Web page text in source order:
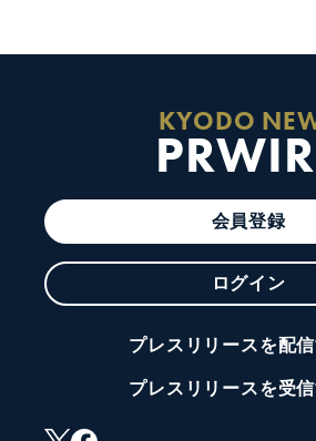
KYODO
会員登録
ログイン
プレスリリースを配
プレスリリースを受